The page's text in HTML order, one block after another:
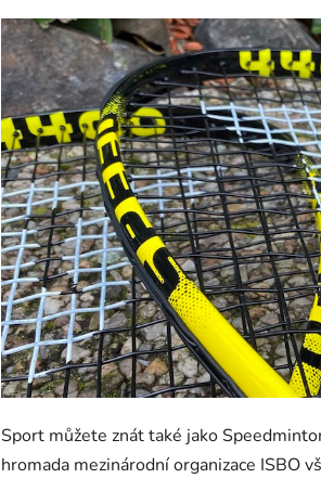
Sport můžete znát také jako
hromada mezinárodní organizace ISBO